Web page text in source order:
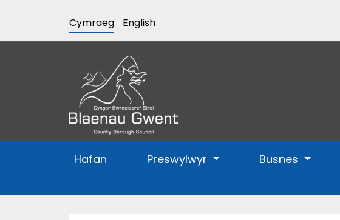
Cymraeg English
Hafan Preswylwyr Busnes